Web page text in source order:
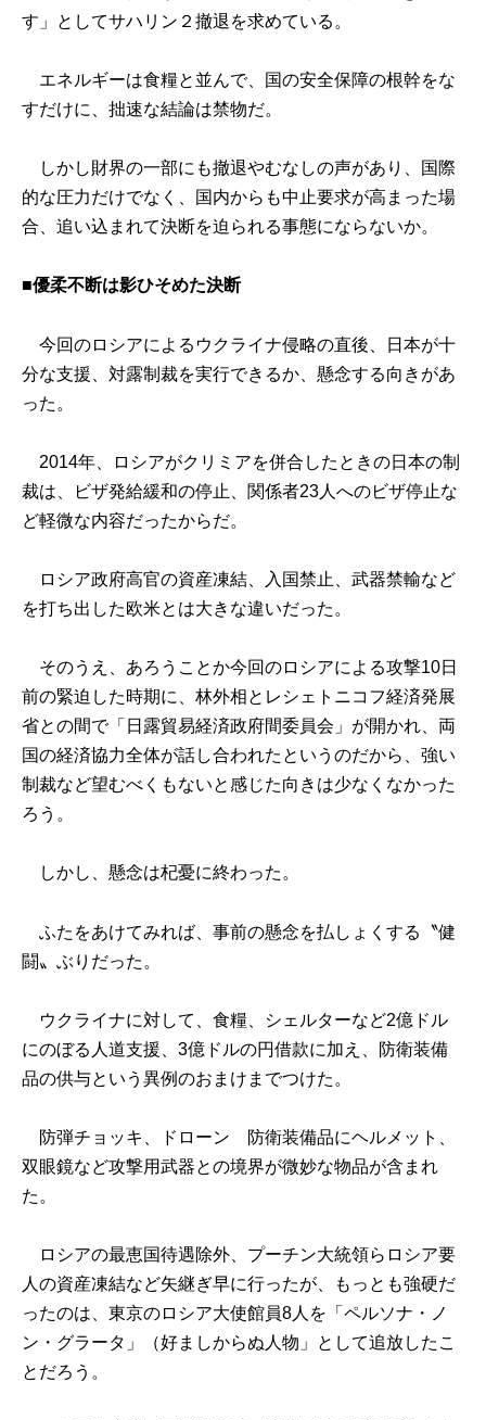
す」としてサハリン２撤退を求めている。
エネルギーは食糧と並んで、国の安全保障の根幹をな
すだけに、拙速な結論は禁物だ。
しかし財界の一部にも撤退やむなしの声があり、国際
的な圧力だけでなく、国内からも中止要求が高まった場
合、追い込まれて決断を迫られる事態にならないか。
■優柔不断は影ひそめた決断
今回のロシアによるウクライナ侵略の直後、日本が十
分な支援、対露制裁を実行できるか、懸念する向きがあ
った。
2014年、ロシアがクリミアを併合したときの日本の制
裁は、ビザ発給緩和の停止、関係者23人へのビザ停止な
ど軽微な内容だったからだ。
ロシア政府高官の資産凍結、入国禁止、武器禁輸など
を打ち出した欧米とは大きな違いだった。
そのうえ、あろうことか今回のロシアによる攻撃10日
前の緊迫した時期に、林外相とレシェトニコフ経済発展
省との間で「日露貿易経済政府間委員会」が開かれ、両
国の経済協力全体が話し合われたというのだから、強い
制裁など望むべくもないと感じた向きは少なくなかった
ろう。
しかし、懸念は杞憂に終わった。
ふたをあけてみれば、事前の懸念を払しょくする〝健
闘〟ぶりだった。
ウクライナに対して、食糧、シェルターなど2億ドル
にのぼる人道支援、3億ドルの円借款に加え、防衛装備
品の供与という異例のおまけまでつけた。
防弾チョッキ、ドローン 防衛装備品にヘルメット、
双眼鏡など攻撃用武器との境界が微妙な物品が含まれ
た。
ロシアの最恵国待遇除外、プーチン大統領らロシア要
人の資産凍結など矢継ぎ早に行ったが、もっとも強硬だ
ったのは、東京のロシア大使館員8人を「ペルソナ・ノ
ン・グラータ」（好ましからぬ人物」として追放したこ
とだろう。